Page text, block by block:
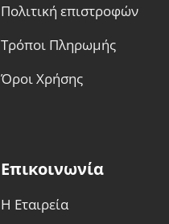
Πολιτική επιστροφών
Τρόποι Πληρωμής
Όροι Χρήσης
Επικοινωνία
Η Εταιρεία